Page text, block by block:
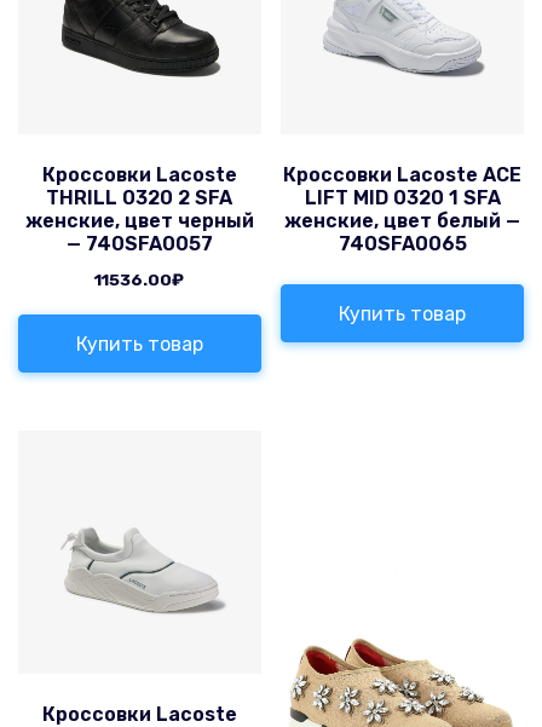
Кроссовки Lacoste
THRILL 0320 2 SFA
женские, цвет черный
— 740SFA0057
11536.00₽
Купить товар
Кроссовки Lacoste ACE
LIFT MID 0320 1 SFA
женские, цвет белый —
740SFA0065
Купить товар
Кроссовки Lacoste